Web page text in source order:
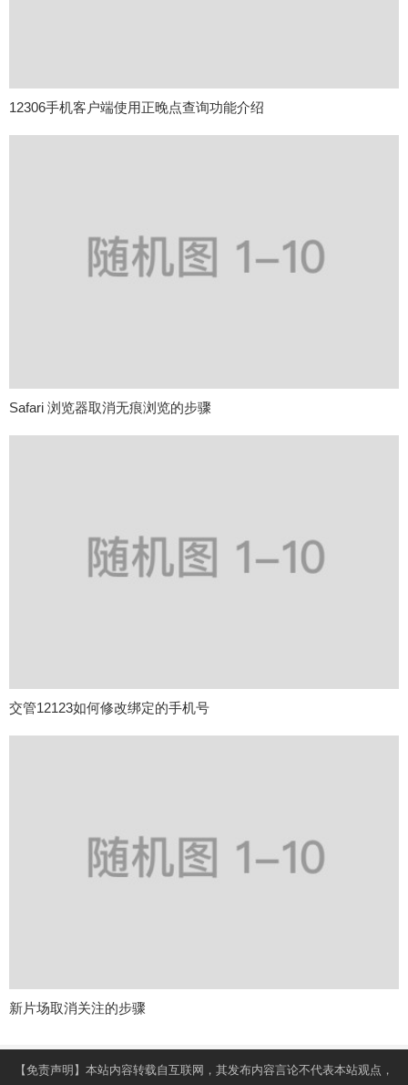
12306手机客户端使用正晚点查询功能介绍
Safari 浏览器取消无痕浏览的步骤
交管12123如何修改绑定的手机号
新片场取消关注的步骤
【免责声明】本站内容转载自互联网，其发布内容言论不代表本站观点，